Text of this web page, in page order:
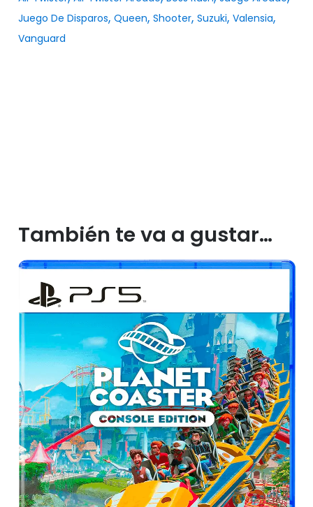
Juego De Disparos, Queen, Shooter, Suzuki, Valensia,
Vanguard
También te va a gustar…